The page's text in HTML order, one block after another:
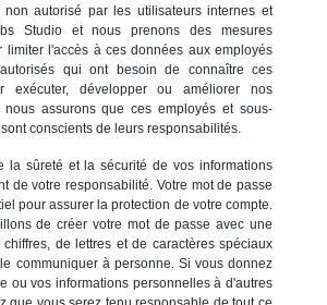
non autorisé par les utilisateurs internes et
Studio et nous prenons des mesures
limiter l'accès à ces données aux employés
qui ont besoin de connaître ces
exécuter, développer ou améliorer nos
assurons que ces employés et sous-
conscients de leurs responsabilités.
la sûreté et la sécurité de vos informations
de votre responsabilité. Votre mot de passe
pour assurer la protection de votre compte.
de créer votre mot de passe avec une
de lettres et de caractères spéciaux
communiquer à personne. Si vous donnez
ou vos informations personnelles à d'autres